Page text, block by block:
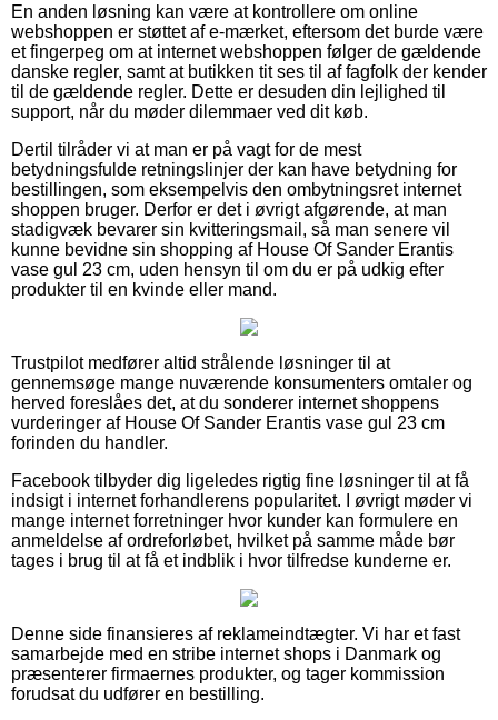
En anden løsning kan være at kontrollere om online
webshoppen er støttet af e-mærket, eftersom det burde være
et fingerpeg om at internet webshoppen følger de gældende
danske regler, samt at butikken tit ses til af fagfolk der kender
til de gældende regler. Dette er desuden din lejlighed til
support, når du møder dilemmaer ved dit køb.
Dertil tilråder vi at man er på vagt for de mest
betydningsfulde retningslinjer der kan have betydning for
bestillingen, som eksempelvis den ombytningsret internet
shoppen bruger. Derfor er det i øvrigt afgørende, at man
stadigvæk bevarer sin kvitteringsmail, så man senere vil
kunne bevidne sin shopping af House Of Sander Erantis
vase gul 23 cm, uden hensyn til om du er på udkig efter
produkter til en kvinde eller mand.
Trustpilot medfører altid strålende løsninger til at
gennemsøge mange nuværende konsumenters omtaler og
herved foreslåes det, at du sonderer internet shoppens
vurderinger af House Of Sander Erantis vase gul 23 cm
forinden du handler.
Facebook tilbyder dig ligeledes rigtig fine løsninger til at få
indsigt i internet forhandlerens popularitet. I øvrigt møder vi
mange internet forretninger hvor kunder kan formulere en
anmeldelse af ordreforløbet, hvilket på samme måde bør
tages i brug til at få et indblik i hvor tilfredse kunderne er.
Denne side finansieres af reklameindtægter. Vi har et fast
samarbejde med en stribe internet shops i Danmark og
præsenterer firmaernes produkter, og tager kommission
forudsat du udfører en bestilling.